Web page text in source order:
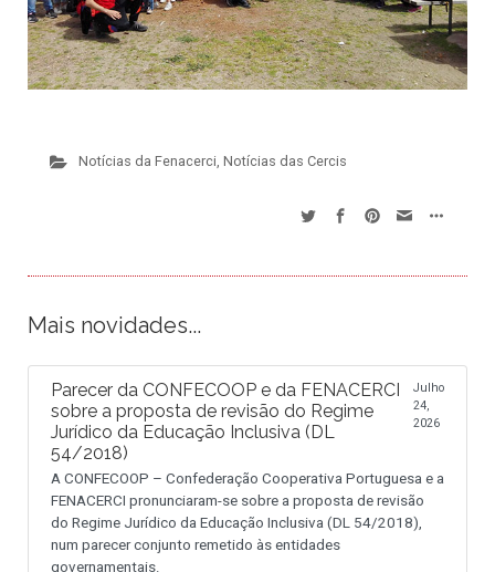
Notícias da Fenacerci, Notícias das Cercis
Mais novidades...
Parecer da CONFECOOP e da FENACERCI
sobre a proposta de revisão do Regime
Jurídico da Educação Inclusiva (DL
54/2018)
Julho
24,
2026
A CONFECOOP – Confederação Cooperativa Portuguesa e a
FENACERCI pronunciaram-se sobre a proposta de revisão
do Regime Jurídico da Educação Inclusiva (DL 54/2018),
num parecer conjunto remetido às entidades
governamentais.